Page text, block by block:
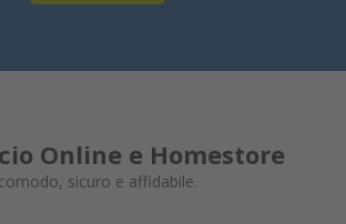
Online e Homestore
comodo, sicuro e affidabile.